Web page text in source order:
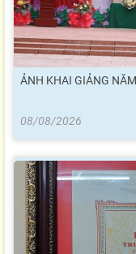
ẢNH KHAI GIẢNG
08/08/2026